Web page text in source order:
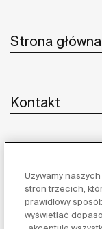
Strona główna
Kontakt
Dostawcy
Używamy
stron trzecich,
prawidłowy
wyświetlać